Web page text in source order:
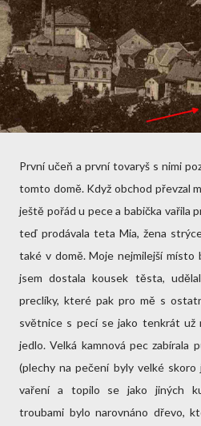
První učeň a první tovaryš s nimi
tomto domě. Když obchod převzal
ještě pořád u pece a babička vařila
teď prodávala teta Mia, žena
také v domě. Moje nejmilejší místo
jsem dostala kousek těsta,
preclíky, které pak pro mě s
světnice s pecí se jako tenkrát už
jedlo. Velká kamnová pec zabírala
(plechy na pečení byly velké
vaření a topilo se jako jiných
troubami bylo narovnáno dřevo,